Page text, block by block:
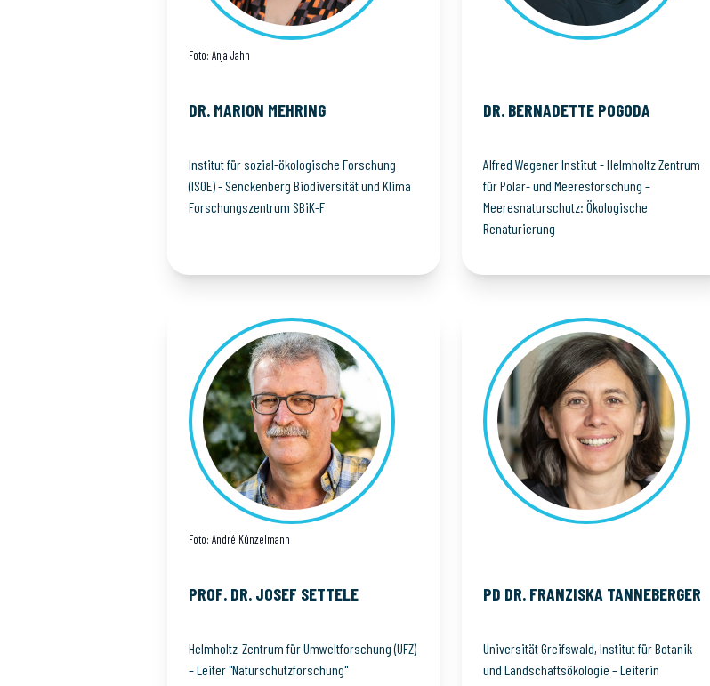
Foto: Anja Jahn
DR. MARION MEHRING
Institut für sozial-ökologische Forschung
(ISOE) - Senckenberg Biodiversität und Klima
Forschungszentrum SBiK-F
DR. BERNADETTE POGODA
Alfred Wegener Institut - Helmholtz Zentrum
für Polar- und Meeresforschung –
Meeresnaturschutz: Ökologische
Renaturierung
Foto: André Künzelmann
PROF. DR. JOSEF SETTELE
Helmholtz-Zentrum für Umweltforschung (UFZ)
– Leiter "Naturschutzforschung"
PD DR. FRANZISKA TANNEBERGER
Universität Greifswald, Institut für Botanik
und Landschaftsökologie – Leiterin